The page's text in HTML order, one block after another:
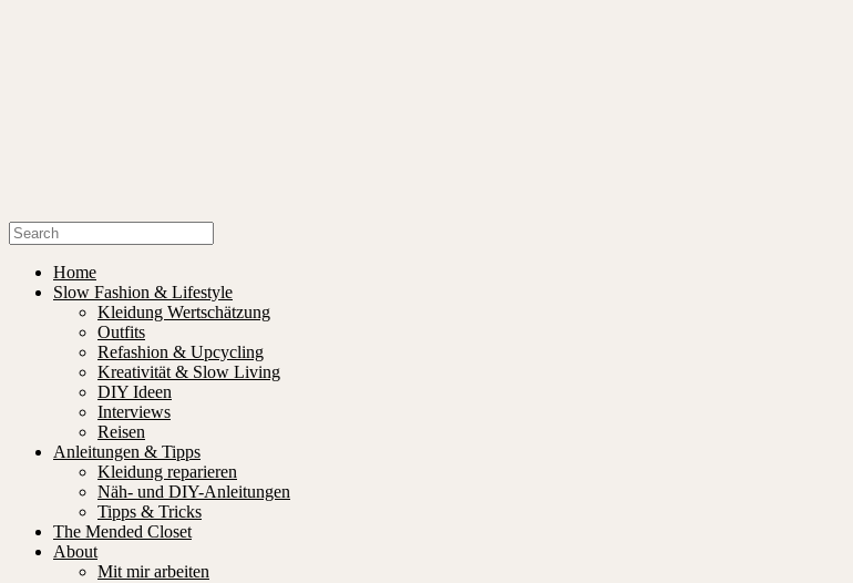
Home
Slow Fashion & Lifestyle
Kleidung Wertschätzung
Outfits
Refashion & Upcycling
Kreativität & Slow Living
DIY Ideen
Interviews
Reisen
Anleitungen & Tipps
Kleidung reparieren
Näh- und DIY-Anleitungen
Tipps & Tricks
The Mended Closet
About
Mit mir arbeiten